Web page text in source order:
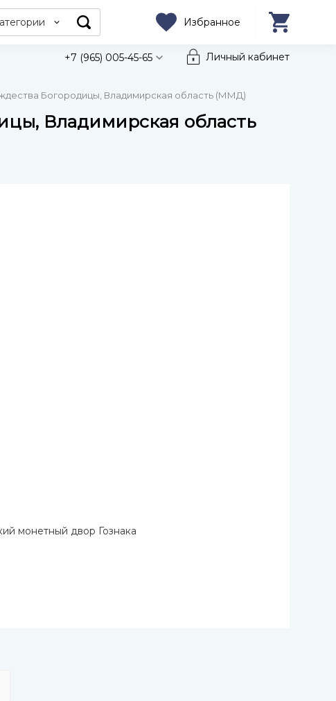
Избранное
+7 (965) 005-45-65 Личный кабинет
Богородицы, Владимирская область (ММД)
Владимирская область
монетный двор Гознака